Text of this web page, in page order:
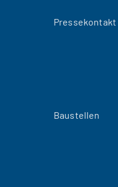
Pressekontakt
Baustellen